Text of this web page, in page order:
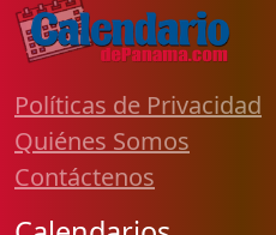
Políticas de Privacidad
Quiénes Somos
Contáctenos